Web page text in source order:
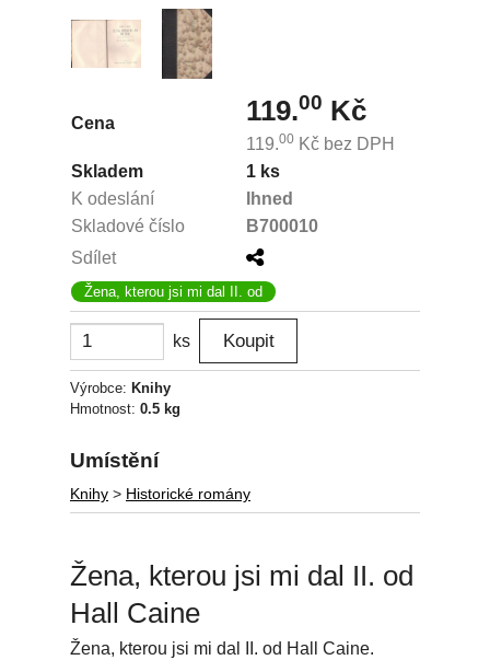
Cena 119.00 Kč
119.00 Kč bez DPH
Skladem
1 ks
K odeslání
Ihned
Skladové číslo
B700010
Sdílet
Žena, kterou jsi mi dal II. od
ks
Výrobce: Knihy
Hmotnost: 0.5 kg
Umístění
Knihy > Historické romány
Žena, kterou jsi mi dal II. od
Hall Caine
Žena, kterou jsi mi dal II. od Hall Caine.